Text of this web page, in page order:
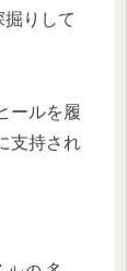
りして
ールを履
支持され